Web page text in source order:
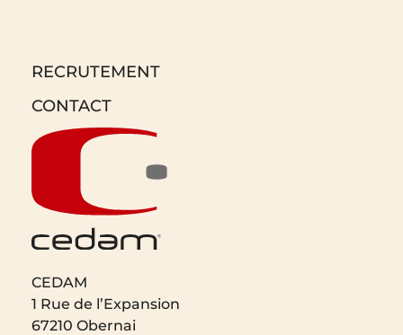
RECRUTEMENT
CONTACT
CEDAM
1 Rue de l’Expansion
67210 Obernai